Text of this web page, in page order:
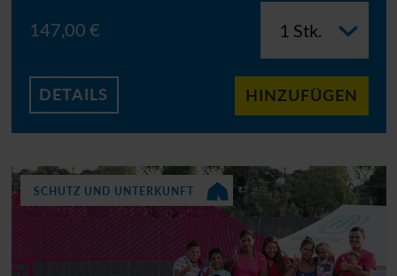
147,00 €
DETAILS HINZUFÜGEN
SCHUTZ UND UNTERKUNFT